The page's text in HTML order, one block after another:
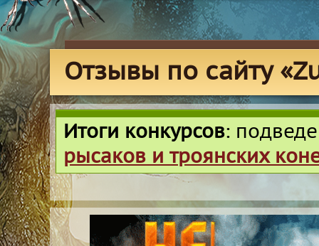
Отзывы по сайту
Итоги конкурсов:
рысаков и троянских